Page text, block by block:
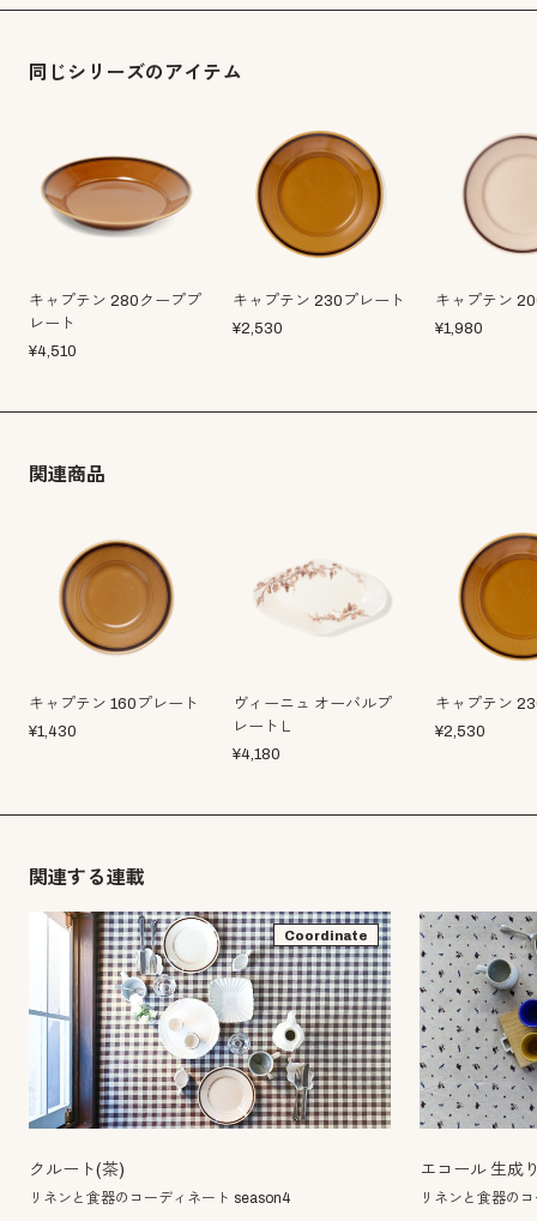
同じシリーズのアイテム
キャプテン 280クーププ
レート
¥4,510
キャプテン 230プレート
¥2,530
キャプテン
¥1,980
関連商品
キャプテン 160プレート
¥1,430
ヴィーニュ オーバルプ
レートＬ
¥4,180
キャプテン
¥2,530
関連する連載
Coordinate
クルート(茶)
リネンと食器のコーディネート season4
エコール 生成
リネンと食器の